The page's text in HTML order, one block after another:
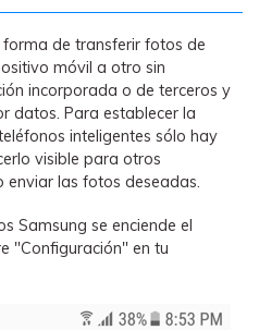
forma de transferir fotos de
móvil a otro sin
incorporada o de terceros y
datos. Para establecer la
inteligentes sólo hay
visible para otros
enviar las fotos deseadas.
Samsung se enciende el
"Configuración" en tu